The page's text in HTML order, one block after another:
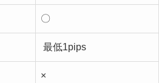
〇
最低1pips
×